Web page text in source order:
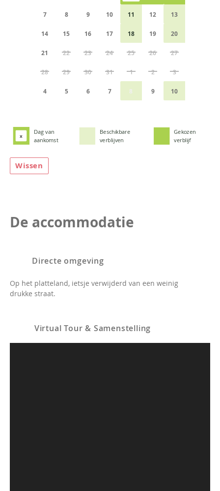
7 8 9 10 11 12 13
14 15 16 17 18 19 20
21 22 23 24 25 26 27
28 29 30 31 1 2 3
4 5 6 7 8 9 10
x
Dag van
aankomst
Beschikbare
verblijven
Gekozen
verblijf
Wissen
De accommodatie
Directe omgeving
Op het platteland, ietsje verwijderd van een weinig
drukke straat.
Virtual Tour & Samenstelling